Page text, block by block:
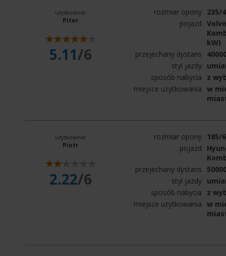
użytkownik:
Piter
5.11/6
rozmiar opony 235/
pojazd
kW)
przejechany dystans
styl jazdy
sposób nabycia
z
miejsce użytkowania w
użytkownik:
Piotr
2.22/6
rozmiar opony 185/
pojazd
przejechany dystans
styl jazdy
sposób nabycia
z
miejsce użytkowania w